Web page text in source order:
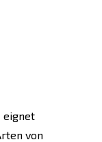
eignet
von